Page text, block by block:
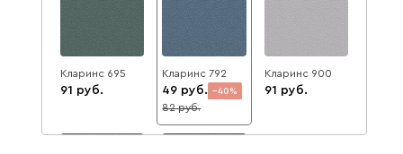
Кларинс 695
91
Кларинс 792
49 40
82
Кларинс 900
91